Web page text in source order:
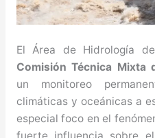
El Área de Hidrología
Comisión Técnica Mixta
un monitoreo
climáticas y oceánicas a
especial foco en el